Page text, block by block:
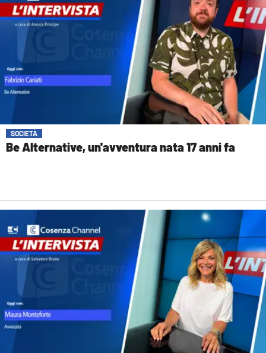
SOCIETÀ
Be Alternative, un'avventura nata 17 anni fa